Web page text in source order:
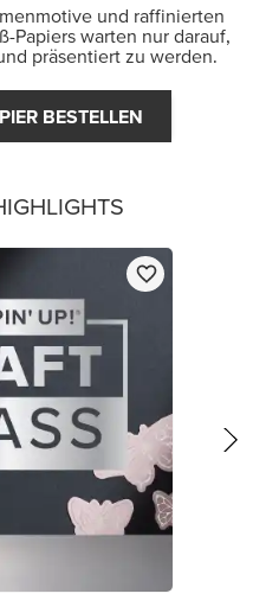
und raffinierten
Papiers warten nur darauf,
präsentiert zu werden.
BESTELLEN